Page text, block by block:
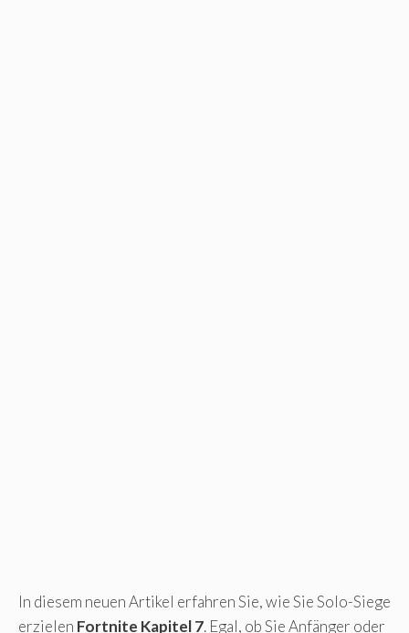
In diesem neuen Artikel erfahren Sie, wie Sie Solo-Siege
erzielen Fortnite Kapitel 7. Egal, ob Sie Anfänger oder